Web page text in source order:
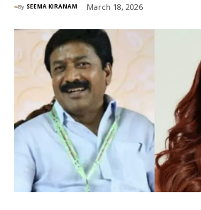
By SEEMA KIRANAM March 18, 2026